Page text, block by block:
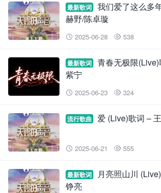
最新歌词
我们爱了这么多
赫野/陈卓璇
 2025-06-28  538
最新歌词
青春无极限
紫宁
 2025-06-23  324
流行歌曲 爱 (Live)歌词 –
 2025-06-21  555
最新歌词
月亮照山川
铮亮